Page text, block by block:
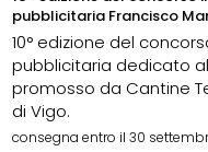
pubblicitaria Francisco
10° edizione del
pubblicitaria dedicato
promosso da Cantine
di Vigo.
consegna entro il 30